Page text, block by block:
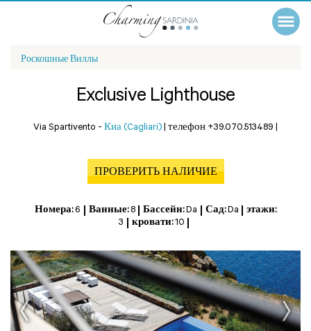
Роскошные Виллы
Exclusive Lighthouse
Via Spartivento - Киа (Cagliari) | телефон +39.070.513489 |
ПРОВЕРИТЬ НАЛИЧИЕ
Номера:6 Ванные: 8 Бассейн:Da Сад:Da
этажи:
3
кровати:10